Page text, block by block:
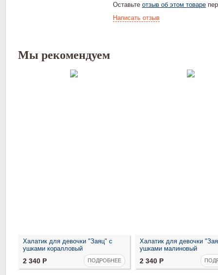
Оставьте отзыв об этом товаре
Написать отзыв
Мы рекомендуем
Халатик для девочки "Заяц" с
ушками коралловый
2 340 Р ПОДРОБНЕЕ
Халатик для девочки
ушками малиновый
2 340 Р